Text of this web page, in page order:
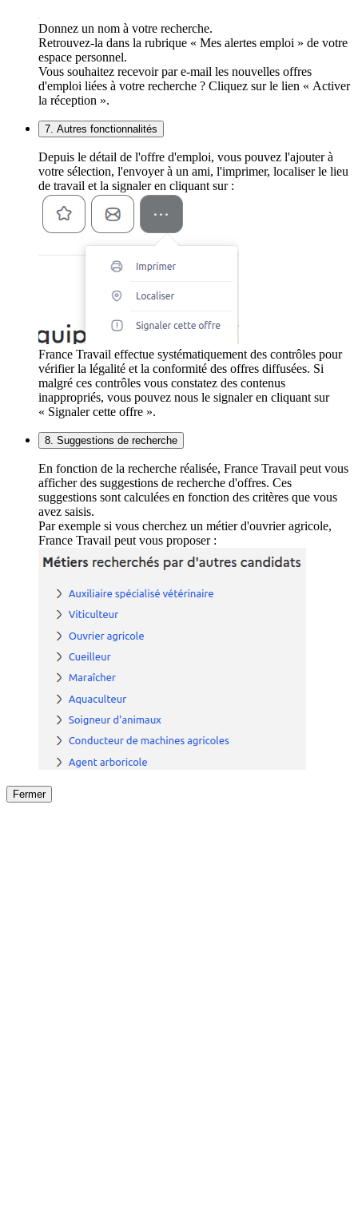
Donnez un nom à votre recherche.
Retrouvez-la dans la rubrique « Mes alertes emploi » de votre
espace personnel.
Vous souhaitez recevoir par e-mail les nouvelles offres
d'emploi liées à votre recherche ? Cliquez sur le lien « Activer
la réception ».
7. Autres fonctionnalités
Depuis le détail de l'offre d'emploi, vous pouvez l'ajouter à
votre sélection, l'envoyer à un ami, l'imprimer, localiser le lieu
de travail et la signaler en cliquant sur :
France Travail effectue systématiquement des contrôles pour
vérifier la légalité et la conformité des offres diffusées. Si
malgré ces contrôles vous constatez des contenus
inappropriés, vous pouvez nous le signaler en cliquant sur
« Signaler cette offre ».
8. Suggestions de recherche
En fonction de la recherche réalisée, France Travail peut vous
afficher des suggestions de recherche d'offres. Ces
suggestions sont calculées en fonction des critères que vous
avez saisis.
Par exemple si vous cherchez un métier d'ouvrier agricole,
France Travail peut vous proposer :
Fermer